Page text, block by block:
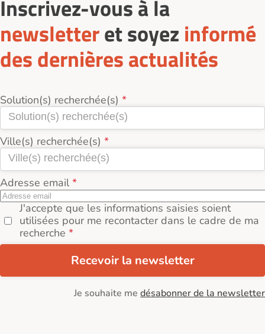
Inscrivez-vous à la
newsletteret soyez informé
des dernières actualités
Solution(s) recherchée(s)
Ville(s) recherchée(s)
Adresse email
J'accepte que les informations saisies soient
utilisées pour me recontacter dans le cadre de ma
recherche
Recevoir la newsletter
Je souhaite me désabonner de la newsletter